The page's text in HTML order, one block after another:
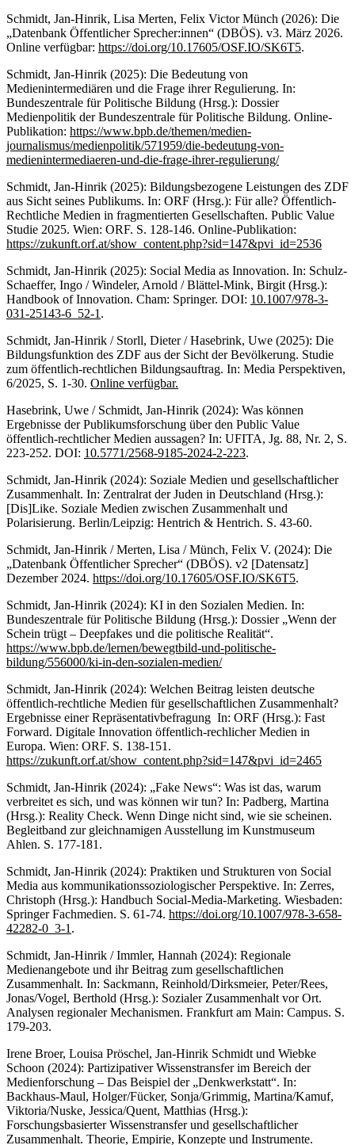
Schmidt, Jan-Hinrik, Lisa Merten, Felix Victor Münch (2026): Die
„Datenbank Öffentlicher Sprecher:innen“ (DBÖS). v3. März 2026.
Online verfügbar: https://doi.org/10.17605/OSF.IO/SK6T5.
Schmidt, Jan-Hinrik (2025): Die Bedeutung von
Medienintermediären und die Frage ihrer Regulierung. In:
Bundeszentrale für Politische Bildung (Hrsg.): Dossier
Medienpolitik der Bundeszentrale für Politische Bildung. Online-
Publikation: https://www.bpb.de/themen/medien-
journalismus/medienpolitik/571959/die-bedeutung-von-
medienintermediaeren-und-die-frage-ihrer-regulierung/
Schmidt, Jan-Hinrik (2025): Bildungsbezogene Leistungen des ZDF
aus Sicht seines Publikums. In: ORF (Hrsg.): Für alle? Öffentlich-
Rechtliche Medien in fragmentierten Gesellschaften. Public Value
Studie 2025. Wien: ORF. S. 128-146. Online-Publikation:
https://zukunft.orf.at/show_content.php?sid=147&pvi_id=2536
Schmidt, Jan-Hinrik (2025): Social Media as Innovation. In: Schulz-
Schaeffer, Ingo / Windeler, Arnold / Blättel-Mink, Birgit (Hrsg.):
Handbook of Innovation. Cham: Springer. DOI: 10.1007/978-3-
031-25143-6_52-1 .
Schmidt, Jan-Hinrik / Storll, Dieter / Hasebrink, Uwe (2025): Die
Bildungsfunktion des ZDF aus der Sicht der Bevölkerung. Studie
zum öffentlich-rechtlichen Bildungsauftrag. In: Media Perspektiven,
6/2025, S. 1-30. Online verfügbar.
Hasebrink, Uwe / Schmidt, Jan-Hinrik (2024): Was können
Ergebnisse der Publikumsforschung über den Public Value
öffentlich-rechtlicher Medien aussagen? In: UFITA, Jg. 88, Nr. 2, S.
223-252. DOI: 10.5771/2568-9185-2024-2-223.
Schmidt, Jan-Hinrik (2024): Soziale Medien und gesellschaftlicher
Zusammenhalt. In: Zentralrat der Juden in Deutschland (Hrsg.):
[Dis]Like. Soziale Medien zwischen Zusammenhalt und
Polarisierung. Berlin/Leipzig: Hentrich & Hentrich. S. 43-60.
Schmidt, Jan-Hinrik / Merten, Lisa / Münch, Felix V. (2024): Die
„Datenbank Öffentlicher Sprecher“ (DBÖS). v2 [Datensatz]
Dezember 2024. https://doi.org/10.17605/OSF.IO/SK6T5.
Schmidt, Jan-Hinrik (2024): KI in den Sozialen Medien. In:
Bundeszentrale für Politische Bildung (Hrsg.): Dossier „Wenn der
Schein trügt – Deepfakes und die politische Realität“.
https://www.bpb.de/lernen/bewegtbild-und-politische-
bildung/556000/ki-in-den-sozialen-medien/
Schmidt, Jan-Hinrik (2024): Welchen Beitrag leisten deutsche
öffentlich-rechtliche Medien für gesellschaftlichen Zusammenhalt?
Ergebnisse einer Repräsentativbefragung In: ORF (Hrsg.): Fast
Forward. Digitale Innovation öffentlich-rechlicher Medien in
Europa. Wien: ORF. S. 138-151.
https://zukunft.orf.at/show_content.php?sid=147&pvi_id=2465
Schmidt, Jan-Hinrik (2024): „Fake News“: Was ist das, warum
verbreitet es sich, und was können wir tun? In: Padberg, Martina
(Hrsg.): Reality Check. Wenn Dinge nicht sind, wie sie scheinen.
Begleitband zur gleichnamigen Ausstellung im Kunstmuseum
Ahlen. S. 177-181.
Schmidt, Jan-Hinrik (2024): Praktiken und Strukturen von Social
Media aus kommunikationssoziologischer Perspektive. In: Zerres,
Christoph (Hrsg.): Handbuch Social-Media-Marketing. Wiesbaden:
Springer Fachmedien. S. 61-74. https://doi.org/10.1007/978-3-658-
42282-0_3-1 .
Schmidt, Jan-Hinrik / Immler, Hannah (2024): Regionale
Medienangebote und ihr Beitrag zum gesellschaftlichen
Zusammenhalt. In: Sackmann, Reinhold/Dirksmeier, Peter/Rees,
Jonas/Vogel, Berthold (Hrsg.): Sozialer Zusammenhalt vor Ort.
Analysen regionaler Mechanismen. Frankfurt am Main: Campus. S.
179-203.
Irene Broer, Louisa Pröschel, Jan-Hinrik Schmidt und Wiebke
Schoon (2024): Partizipativer Wissenstransfer im Bereich der
Medienforschung – Das Beispiel der „Denkwerkstatt“. In:
Backhaus-Maul, Holger/Fücker, Sonja/Grimmig, Martina/Kamuf,
Viktoria/Nuske, Jessica/Quent, Matthias (Hrsg.):
Forschungsbasierter Wissenstransfer und gesellschaftlicher
Zusammenhalt. Theorie, Empirie, Konzepte und Instrumente.